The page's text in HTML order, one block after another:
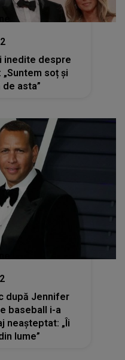
inedite despre
soț și
asta”
după Jennifer
baseball i-a
neașteptat: „Îi
lume”